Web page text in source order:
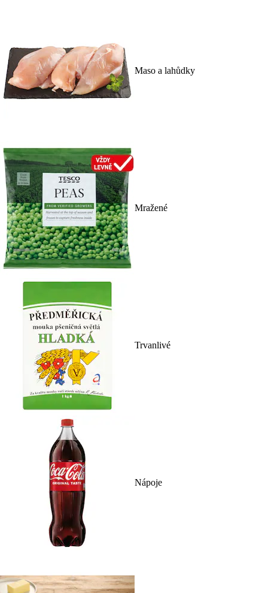
Maso a lahůdky
Mražené
Trvanlivé
Nápoje